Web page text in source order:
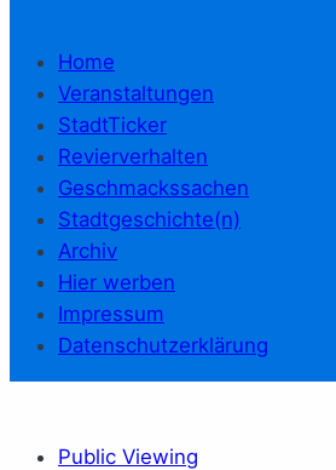
Home
Veranstaltungen
StadtTicker
Revierverhalten
Geschmackssachen
Stadtgeschichte(n)
Archiv
Hier werben
Impressum
Datenschutzerklärung
Public Viewing